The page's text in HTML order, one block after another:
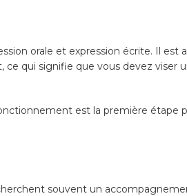
orale et expression écrite. Il est
ce qui signifie que vous devez viser
est la première étape
souvent un